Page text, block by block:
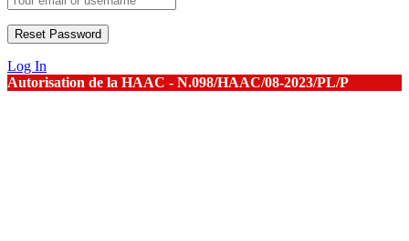
Log In
Autorisation de la HAAC - N.098/HAAC/08-2023/PL/P